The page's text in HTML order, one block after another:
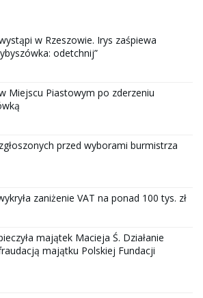
w Rzeszowie. Irys zaśpiewa
odetchnij”
Miejscu Piastowym po zderzeniu
przed wyborami burmistrza
zaniżenie VAT na ponad 100 tys. zł
majątek Macieja Ś. Działanie
majątku Polskiej Fundacji